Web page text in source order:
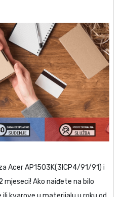
Acer AP1503K(3ICP4/91/91) i
Ako naiđete na bilo